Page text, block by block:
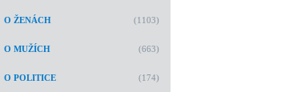
O ŽENÁCH (1103)
O MUŽÍCH (663)
O POLITICE (174)